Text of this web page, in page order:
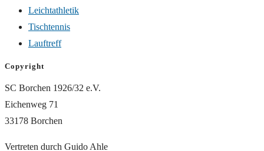
Leichtathletik
Tischtennis
Lauftreff
Copyright
SC Borchen 1926/32 e.V.
Eichenweg 71
33178 Borchen
Vertreten durch Guido Ahle